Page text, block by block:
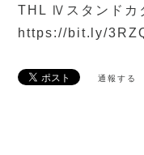
THL Ⅳスタンドカ
https://bit.ly/
通報する